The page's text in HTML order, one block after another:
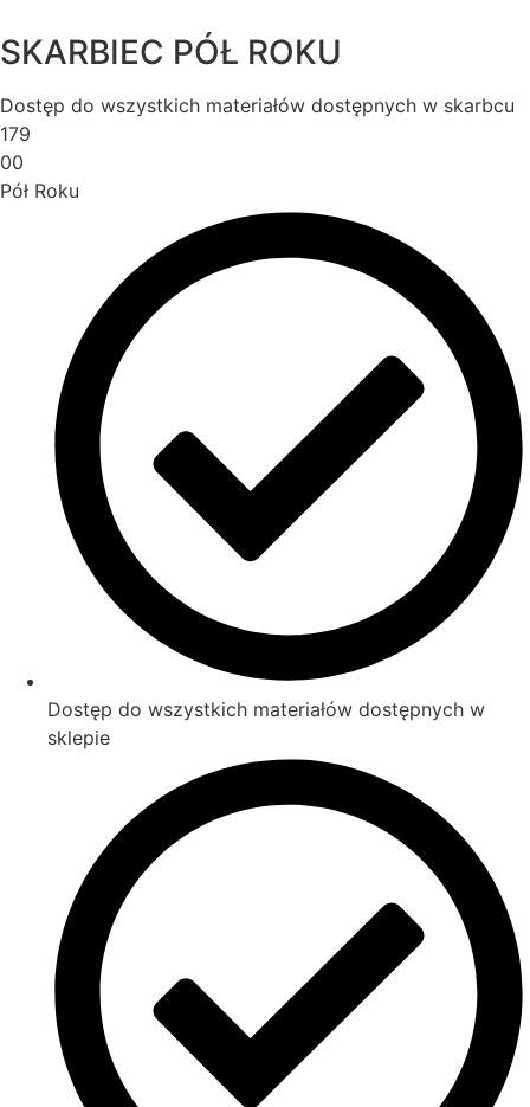
SKARBIEC PÓŁ ROKU
Dostęp do wszystkich materiałów dostępnych w skarbcu
179
00
Pół Roku
Dostęp do wszystkich materiałów dostępnych w
sklepie